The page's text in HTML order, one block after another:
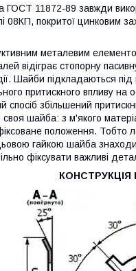
11872-89 завжди
08КП, покритої
металевим
відіграє стопорну
Шайби підкладаються
притискного впливу на
збільшений
своя шайба: з м'якого
положення. Тобто
гайкою шайба
фіксувати важливі
КОНСТРУКЦІЯ